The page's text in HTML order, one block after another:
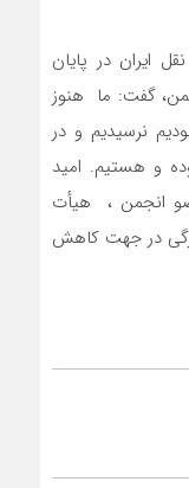
ایران در پایان
گفت: ما هنوز
نرسیدیم و در
و هستیم. امید
انجمن ، هیأت
در جهت کاهش